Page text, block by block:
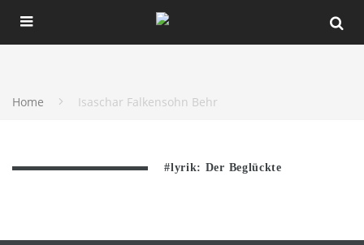
Home Isaschar Falkensohn Behr
#lyrik: Der Beglückte